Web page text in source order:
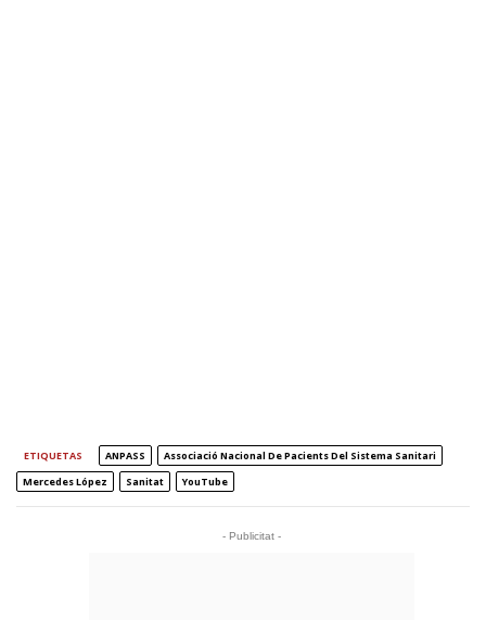
ETIQUETAS ANPASS
Associació Nacional De Pacients Del Sistema Sanitari
Mercedes López
Sanitat YouTube
- Publicitat -